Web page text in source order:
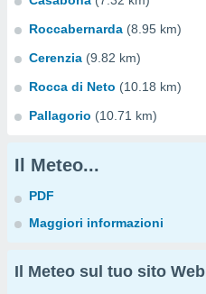
Roccabernarda (8.95 km)
Cerenzia (9.82 km)
Rocca di Neto (10.18 km)
Pallagorio (10.71 km)
Il Meteo...
PDF
Maggiori informazioni
Il Meteo sul tuo sito Web